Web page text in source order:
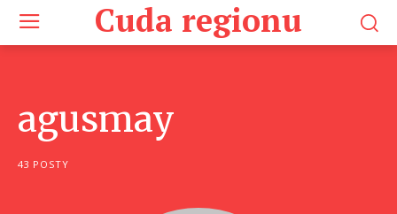
Cuda regionu
agusmay
43 POSTY